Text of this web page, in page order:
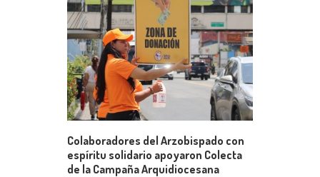
Colaboradores del Arzobispado con
espíritu solidario apoyaron Colecta
de la Campaña Arquidiocesana